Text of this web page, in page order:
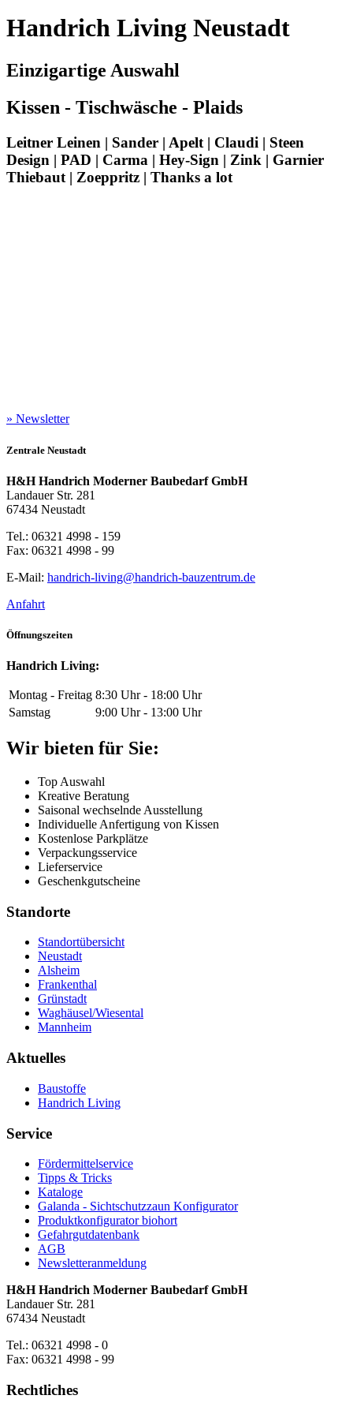
Handrich Living Neustadt
Einzigartige Auswahl
Kissen - Tischwäsche - Plaids
Leitner Leinen | Sander | Apelt | Claudi | Steen
Design | PAD | Carma | Hey-Sign | Zink | Garnier
Thiebaut | Zoeppritz | Thanks a lot
» Newsletter
Zentrale Neustadt
H&H Handrich Moderner Baubedarf GmbH
Landauer Str. 281
67434 Neustadt
Tel.: 06321 4998 - 159
Fax: 06321 4998 - 99
E-Mail: handrich-living@handrich-bauzentrum.de
Anfahrt
Öffnungszeiten
Handrich Living:
Montag - Freitag 8:30 Uhr - 18:00 Uhr
Samstag
9:00 Uhr - 13:00 Uhr
Wir bieten für Sie:
Top Auswahl
Kreative Beratung
Saisonal wechselnde Ausstellung
Individuelle Anfertigung von Kissen
Kostenlose Parkplätze
Verpackungsservice
Lieferservice
Geschenkgutscheine
Standorte
Standortübersicht
Neustadt
Alsheim
Frankenthal
Grünstadt
Waghäusel/Wiesental
Mannheim
Aktuelles
Baustoffe
Handrich Living
Service
Fördermittelservice
Tipps & Tricks
Kataloge
Galanda - Sichtschutzzaun Konfigurator
Produktkonfigurator biohort
Gefahrgutdatenbank
AGB
Newsletteranmeldung
H&H Handrich Moderner Baubedarf GmbH
Landauer Str. 281
67434 Neustadt
Tel.: 06321 4998 - 0
Fax: 06321 4998 - 99
Rechtliches